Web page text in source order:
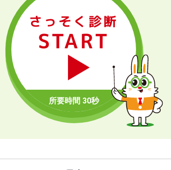
さっそく診断
START